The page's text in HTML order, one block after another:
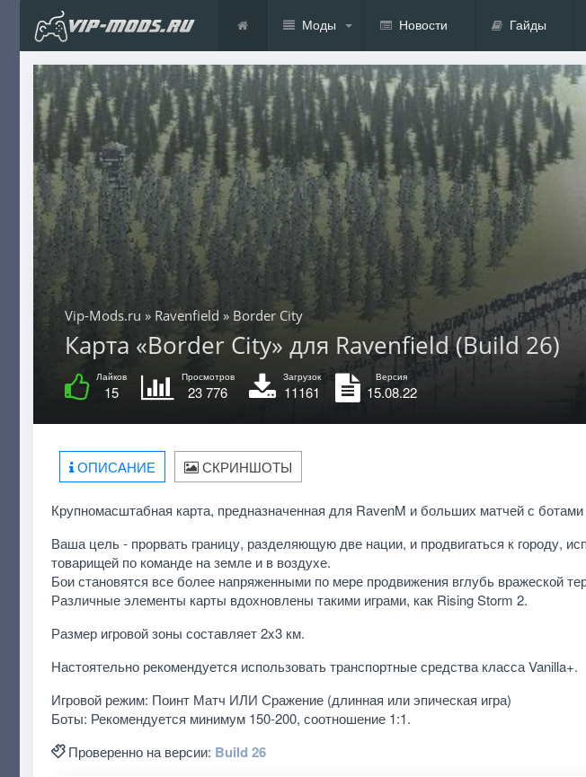
Моды Новости Гайды
Vip-Mods.ru » Ravenfield » Border City
Карта «Border City» для Ravenfield (Build 26)
Лайков
15
Просмотров
23 776
Загрузок
11161
Версия
15.08.22
ОПИСАНИЕ СКРИНШОТЫ
Крупномасштабная карта, предназначенная для RavenM и больших матчей с ботами
Ваша цель - прорвать границу, разделяющую две нации, и продвигаться к городу,
товарищей по команде на земле и в воздухе.
Бои становятся все более напряженными по мере продвижения вглубь вражеской
Различные элементы карты вдохновлены такими играми, как Rising Storm 2.
Размер игровой зоны составляет 2x3 км.
Настоятельно рекомендуется использовать транспортные средства класса Vanilla+.
Игровой режим: Поинт Матч ИЛИ Сражение (длинная или эпическая игра)
Боты: Рекомендуется минимум 150-200, соотношение 1:1.
Проверенно на версии: Build 26